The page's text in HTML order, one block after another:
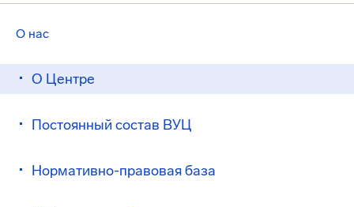
О нас
О Центре
Постоянный состав ВУЦ
Нормативно-правовая база